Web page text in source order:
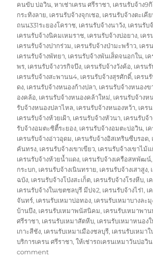
คนขับ บ่อวิน,หาเช่าเครน ศรีราชา, เครนรับจ้าง9
กระทิงลาย, เครนรับจ้างจุกเชอ, เครนรับจ้างตะเคี
ถนน331ระยองโคราช, เครนรับจ้างนาวัง, เครนรั
เครนรับจ้างนิคมเหมราช, เครนรับจ้างบ่อยาง, เคร
เครนรับจ้างปากร่วม, เครนรับจ้างป่ามะพร้าว, เคร
เครนรับจ้างพัทยา, เครนรับจ้างพันเส็ดจนอกใน, เ
พร, เครนรับจ้างวรกิจบึง, เครนรับจ้างวังค้อ, เครน
เครนรับจ้างสะพานน4, เครนรับจ้างสุรศักดิ์, เครน
ดง, เครนรับจ้างหนองก้างปลา, เครนรับจ้างหนองข
องคล้อ, เครนรับจ้างหนองคล้าใหม่, เครนรับจ้างห
รับจ้างหนองปลาไหล, เครนรับจ้างหนองหว้า, เคร
เครนรับจ้างห้วยเฝ้า, เครนรับจ้างหัวนา, เครนรับจ้
รับจ้างอมตะซิตี้ระยอง, เครนรับจ้างอมตะบ่อวิน, เ
เครนรับจ้างอ่าวอุดม, เครนรับจ้างอิสเทรินซีบรอด,
คันทรง, เครนรับจ้างเขาเขียว, เครนรับจ้างเขาไม้
เครนรับจ้างห้วยน้ำแดง, เครนรับจ้างเครือสหพัฒน์,
กระบก, เครนรับจ้างเนินทราย, เครนรับจ้างเสาสูง,
ฉบัง, เครนรับจ้างโป่งสะเก็ต, เครนรับจ้างโรงหีบ, เ
เครนรับจ้างในเขตชลบุรี มีปจ2, เครนรับจ้างไร่1, เ
จันทร์, เครนรับเหมาบ่อทอง, เครนรับเหมาบางละมุ
บ้านบึง, เครนรับเหมาพนัสนิคม, เครนรับเหมาพา
ศรีราชา, เครนรับเหมาสัตหีบ, เครนรับเหมาหนอง
เกาะสีชัง, เครนรับเหมาเมืองชลบุรี, เครนรับเหมา
บริการเครน ศรีราชา,ให้เช่ารถเครนเหมาวันบ่อวิน
commenton